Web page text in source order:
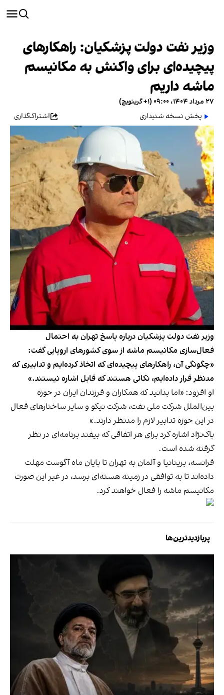
وزیر نفت دولت پزشکیان: راهکار‌های
پیچیده‌ای برای واکنش به مکانیسم
ماشه داریم
۲۷ مرداد ۱۴۰۴، ۰۹:۰۰ (‎+۱ گرینویچ)
پخش نسخه شنیداری
اشتراک‌گذاری
وزیر نفت دولت پزشکیان درباره پاسخ تهران به احتمال
فعال‌سازی مکانیسم ماشه از سوی کشورهای اروپایی گفت:
«چگونگی آن، راهکارهای پیچیده‌ای که اتخاذ کرده‌ایم و تدابیری که
مدنظر قرار داده‌ایم، نکاتی هستند که قابل اشاره نیستند.»
او افزود: «اما بدانید که همکاران و فرزندان ایران در حوزه
بین‌الملل شرکت ملی نفت، شرکت نیکو و سایر ساختارهای فعال
در این حوزه تدابیر لازم را مدنظر دارند.»
پاک‌نژاد اشاره کرد برای هر اتفاقی که بیفتد برنامه‌ای در نظر
گرفته شده است.
فرانسه، بریتانیا و آلمان به تهران تا پایان ماه آگوست مهلت
داده‌اند تا به توافقی در زمینه هسته‌ای برسد، در غیر این صورت
مکانیسم ماشه را فعال خواهند کرد.
پربازدیدترین‌ها